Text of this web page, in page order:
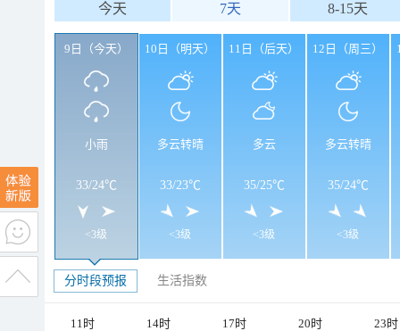
今天 7天 8-15天
9日（今天）
小雨
33/24℃
<3级
10日（明天）
多云转晴
33/23℃
<3级
11日（后天）
多云
35/25℃
<3级
12日（周三）
多云转晴
35/24℃
<3级
分时段预报 生活指数
11时 14时 17时 20时 23时